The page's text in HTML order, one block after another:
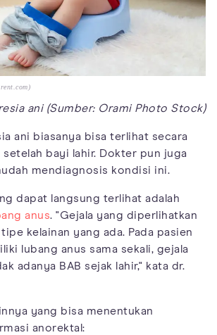
ani (Sumber: Orami Photo Stock)
ani biasanya bisa terlihat secara
setelah bayi lahir. Dokter pun juga
mendiagnosis kondisi ini.
dapat langsung terlihat adalah
anus. "Gejala yang diperlihatkan
kelainan yang ada. Pada pasien
lubang anus sama sekali, gejala
adanya BAB sejak lahir," kata dr.
yang bisa menentukan
anorektal: